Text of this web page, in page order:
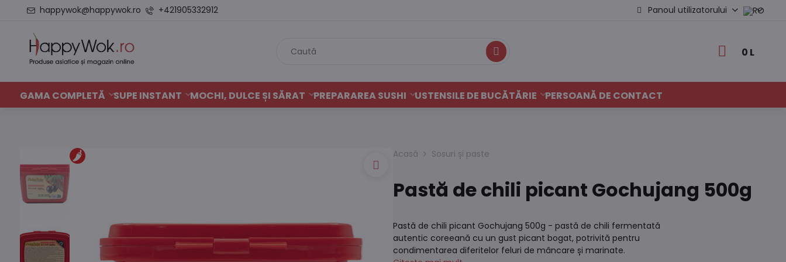
happywok@happywok.ro +421905332912 Panoul utilizatorului
Caută 0 L
GAMA COMPLETĂ SUPE INSTANT MOCHI, DULCE ȘI SĂRAT PREPARAREA SUSHI USTENSILE DE BUCĂTĂRIE PERSOANĂ DE CONTACT
Acasă Sosuri și paste
Pastă de chili picant Gochujang 500g
Pastă de chili picant Gochujang 500g - pastă de chili fermentată
autentic coreeană cu un gust picant bogat, potrivită pentru
condimentarea diferitelor feluri de mâncare și marinate.